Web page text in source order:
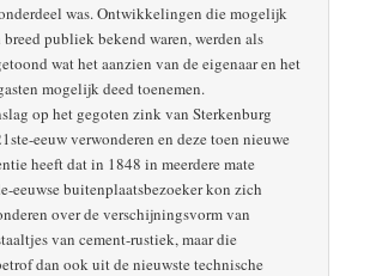
was. Ontwikkelingen die mogelijk
publiek bekend waren, werden als
wat het aanzien van de eigenaar en het
mogelijk deed toenemen.
op het gegoten zink van Sterkenburg
eeuw verwonderen en deze toen nieuwe
heeft dat in 1848 in meerdere mate
eeuwse buitenplaatsbezoeker kon zich
over de verschijningsvorm van
van cement-rustiek, maar die
dan ook uit de nieuwste technische